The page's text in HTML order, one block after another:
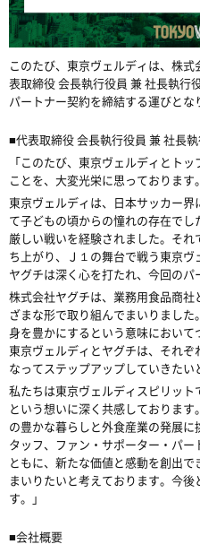
このたび、東京ヴェルディは、株式
表取締役 会長執行役員 兼 社長執行
パートナー契約を締結する運びとな
■代表取締役 会長執行役員 兼 社長
「このたび、東京ヴェルディとト
ことを、大変光栄に思っております。
東京ヴェルディは、日本サッカー
て子どもの頃からの憧れの存在で
厳しい戦いを経験されました。そ
ち上がり、Ｊ１の舞台で戦う東京
ヤグチは深く心を打たれ、今回のパ
株式会社ヤグチは、業務用食品商
ざまな形で取り組んでまいりまし
身を豊かにするという意味において
東京ヴェルディとヤグチは、それ
なってステップアップしていきたい
私たちは東京ヴェルディスピリット
という想いに深く共感しておりま
の豊かな暮らしと外食産業の発展
タッフ、ファン・サポーター・パ
ともに、新たな価値と感動を創出
まいりたいと考えております。今
す。」
■会社概要